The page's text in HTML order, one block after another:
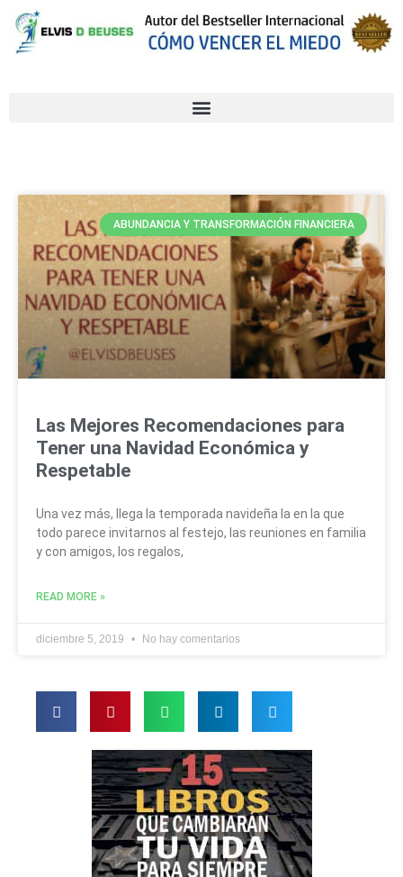
ABUNDANCIA Y TRANSFORMACIÓN FINANCIERA
Las Mejores Recomendaciones para
Tener una Navidad Económica y
Respetable
Una vez más, llega la temporada navideña la en la que
todo parece invitarnos al festejo, las reuniones en familia
y con amigos, los regalos,
READ MORE »
diciembre 5, 2019 No hay comentarios